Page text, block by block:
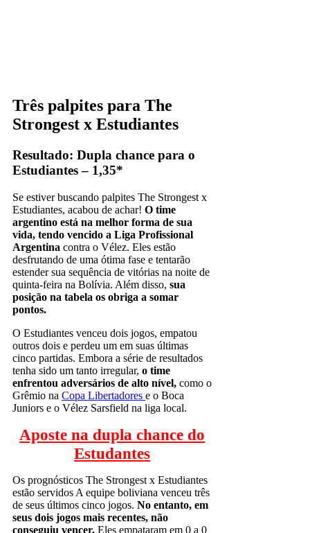
Três palpites para The
Strongest x Estudiantes
Resultado: Dupla chance para o
Estudiantes – 1,35*
Se estiver buscando palpites The Strongest x
Estudiantes, acabou de achar! O time
argentino está na melhor forma de sua
vida, tendo vencido a Liga Profissional
Argentina contra o Vélez. Eles estão
desfrutando de uma ótima fase e tentarão
estender sua sequência de vitórias na noite de
quinta-feira na Bolívia. Além disso, sua
posição na tabela os obriga a somar
pontos.
O Estudiantes venceu dois jogos, empatou
outros dois e perdeu um em suas últimas
cinco partidas. Embora a série de resultados
tenha sido um tanto irregular, o time
enfrentou adversários de alto nível, como o
Grêmio na Copa Libertadores e o Boca
Juniors e o Vélez Sarsfield na liga local.
Aposte na dupla chance do
Estudantes
Os prognósticos The Strongest x Estudiantes
estão servidos A equipe boliviana venceu três
de seus últimos cinco jogos. No entanto, em
seus dois jogos mais recentes, não
conseguiu vencer. Eles empataram em 0 a 0